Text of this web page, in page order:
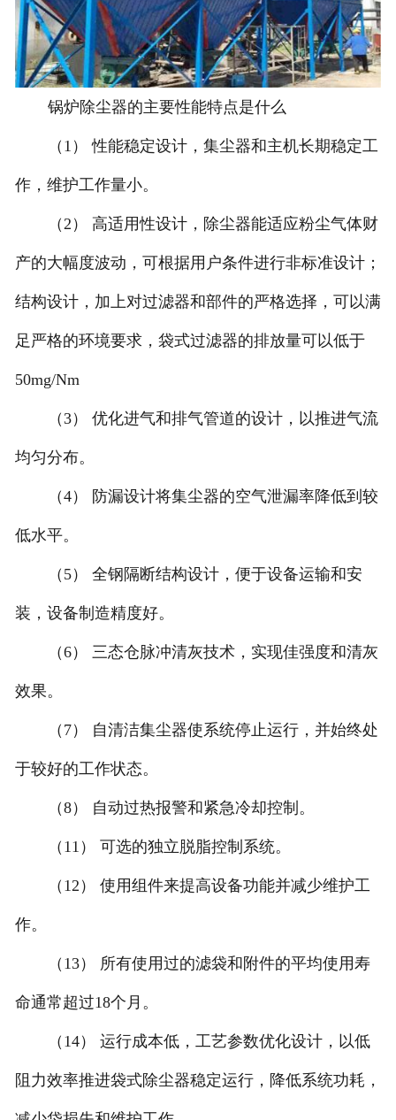
锅炉除尘器的主要性能特点是什么
（1） 性能稳定设计，集尘器和主机长期稳定工
作，维护工作量小。
（2） 高适用性设计，除尘器能适应粉尘气体财
产的大幅度波动，可根据用户条件进行非标准设计；
结构设计，加上对过滤器和部件的严格选择，可以满
足严格的环境要求，袋式过滤器的排放量可以低于
50mg/Nm
（3） 优化进气和排气管道的设计，以推进气流
均匀分布。
（4） 防漏设计将集尘器的空气泄漏率降低到较
低水平。
（5） 全钢隔断结构设计，便于设备运输和安
装，设备制造精度好。
（6） 三态仓脉冲清灰技术，实现佳强度和清灰
效果。
（7） 自清洁集尘器使系统停止运行，并始终处
于较好的工作状态。
（8） 自动过热报警和紧急冷却控制。
（11） 可选的独立脱脂控制系统。
（12） 使用组件来提高设备功能并减少维护工
作。
（13） 所有使用过的滤袋和附件的平均使用寿
命通常超过18个月。
（14） 运行成本低，工艺参数优化设计，以低
阻力效率推进袋式除尘器稳定运行，降低系统功耗，